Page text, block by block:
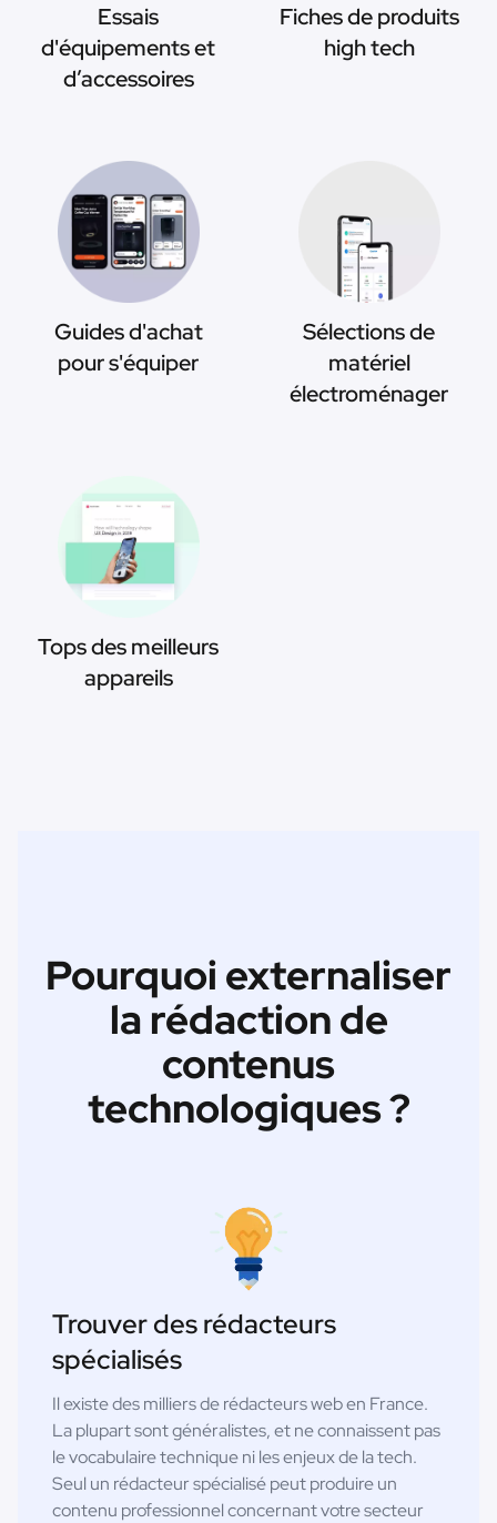
Essais
d'équipements et
d’accessoires
Fiches de produits
high tech
Guides d'achat
pour s'équiper
Sélections de
matériel
électroménager
Tops des meilleurs
appareils
Pourquoi externaliser
la rédaction de
contenus
technologiques ?
Trouver des rédacteurs
spécialisés
Il existe des milliers de rédacteurs web en France.
La plupart sont généralistes, et ne connaissent pas
le vocabulaire technique ni les enjeux de la tech.
Seul un rédacteur spécialisé peut produire un
contenu professionnel concernant votre secteur